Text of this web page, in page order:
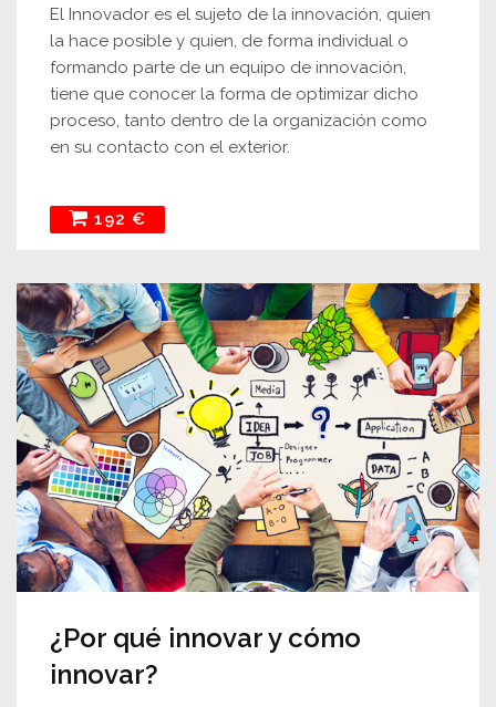
El Innovador es el sujeto de la innovación, quien
la hace posible y quien, de forma individual o
formando parte de un equipo de innovación,
tiene que conocer la forma de optimizar dicho
proceso, tanto dentro de la organización como
en su contacto con el exterior.
192 €
¿Por qué innovar y cómo
innovar?